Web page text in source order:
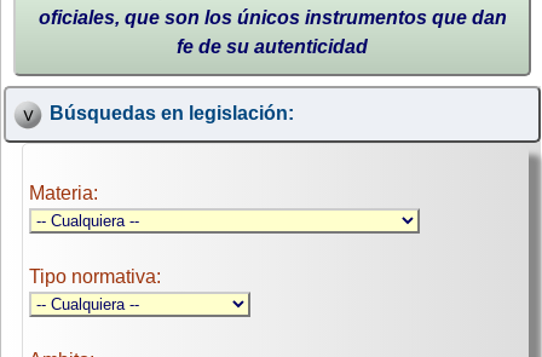
oficiales, que son los únicos instrumentos que dan
fe de su autenticidad
Búsquedas en legislación:
Materia:
Tipo normativa: